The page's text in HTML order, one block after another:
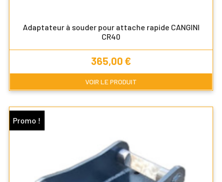
Adaptateur à souder pour attache rapide CANGINI
CR40
Prix
365,00 €
VOIR LE PRODUIT
Promo !